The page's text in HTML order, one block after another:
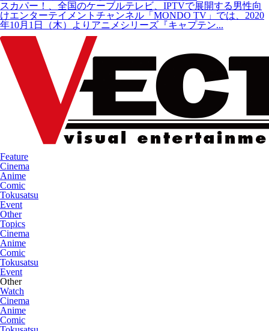
スカパー！、全国のケーブルテレビ、IPTVで展開する男性向
けエンターテイメントチャンネル「MONDO TV」では、2020
年10月1日（木）よりアニメシリーズ『キャプテン...
Feature
Cinema
Anime
Comic
Tokusatsu
Event
Other
Topics
Cinema
Anime
Comic
Tokusatsu
Event
Other
Watch
Cinema
Anime
Comic